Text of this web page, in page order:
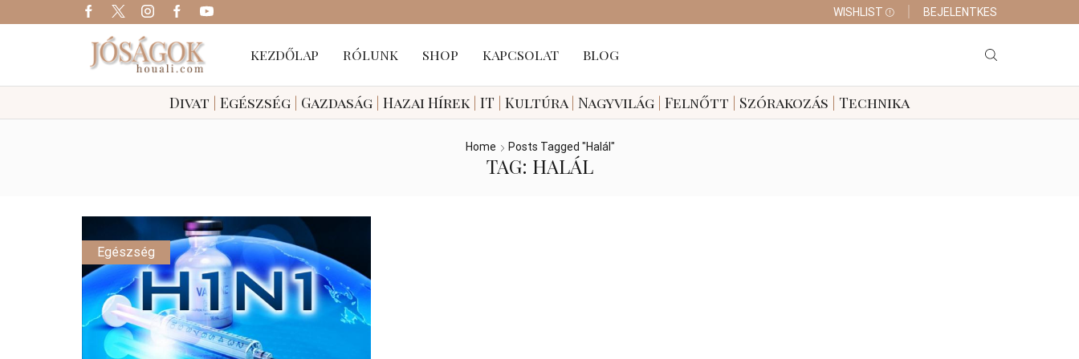
WISHLIST BEJELENTKES
KEZDŐLAP RÓLUNK SHOP KAPCSOLAT BLOG
Divat | Egészség | Gazdaság | Hazai Hírek | IT | Kultúra| Nagyvilág | Felnőtt | Szórakozás | Technika
Home Posts Tagged "halál"
TAG: HALÁL
Egészség